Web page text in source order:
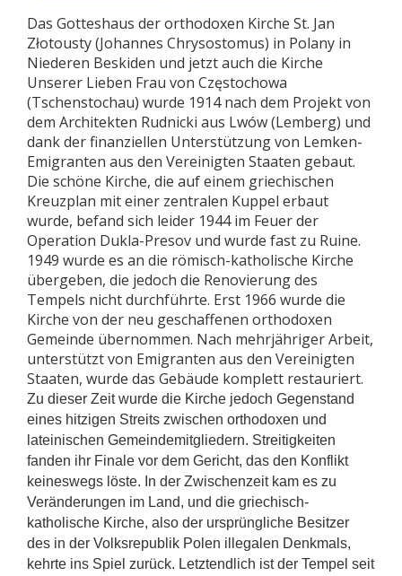
Das Gotteshaus der orthodoxen Kirche St. Jan
Złotousty (Johannes Chrysostomus) in Polany in
Niederen Beskiden und jetzt auch die Kirche
Unserer Lieben Frau von Częstochowa
(Tschenstochau) wurde 1914 nach dem Projekt von
dem Architekten Rudnicki aus Lwów (Lemberg) und
dank der finanziellen Unterstützung von Lemken-
Emigranten aus den Vereinigten Staaten gebaut.
Die schöne Kirche, die auf einem griechischen
Kreuzplan mit einer zentralen Kuppel erbaut
wurde, befand sich leider 1944 im Feuer der
Operation Dukla-Presov und wurde fast zu Ruine.
1949 wurde es an die römisch-katholische Kirche
übergeben, die jedoch die Renovierung des
Tempels nicht durchführte. Erst 1966 wurde die
Kirche von der neu geschaffenen orthodoxen
Gemeinde übernommen. Nach mehrjähriger Arbeit,
unterstützt von Emigranten aus den Vereinigten
Staaten, wurde das Gebäude komplett restauriert.
Zu dieser Zeit wurde die Kirche jedoch Gegenstand
eines hitzigen Streits zwischen orthodoxen und
lateinischen Gemeindemitgliedern. Streitigkeiten
fanden ihr Finale vor dem Gericht, das den Konflikt
keineswegs löste. In der Zwischenzeit kam es zu
Veränderungen im Land, und die griechisch-
katholische Kirche, also der ursprüngliche Besitzer
des in der Volksrepublik Polen illegalen Denkmals,
kehrte ins Spiel zurück. Letztendlich ist der Tempel seit